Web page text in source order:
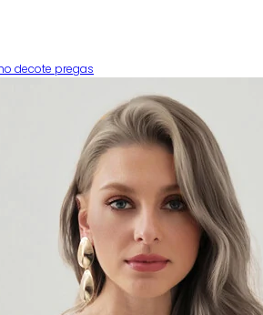
decote pregas